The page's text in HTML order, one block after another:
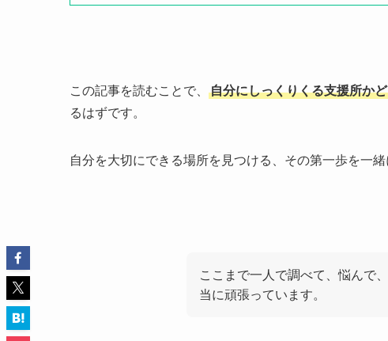
この記事を読むことで、 自分にしっくりくる支援所か
るはずです。
自分を大切にできる場所を見つける、その第一歩を一緒
ここまで一人で調べて、悩んで
当に頑張っています。